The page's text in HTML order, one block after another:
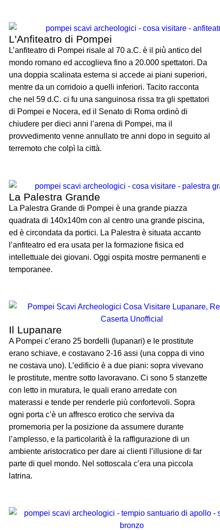
L'Anfiteatro di Pompei
L’anfiteatro di Pompei risale al 70 a.C. è il più̀ antico del
mondo romano ed accoglieva fino a 20.000 spettatori. Da
una doppia scalinata esterna si accede ai piani superiori,
mentre da un corridoio a quelli inferiori. Tacito racconta
che nel 59 d.C. ci fu una sanguinosa rissa tra gli spettatori
di Pompei e Nocera, ed il Senato di Roma ordinò di
chiudere per dieci anni l’arena di Pompei, ma il
provvedimento venne annullato tre anni dopo in seguito al
terremoto che colpì la città.
La Palestra Grande
La Palestra Grande di Pompei è una grande piazza
quadrata di 140x140m con al centro una grande piscina,
ed è circondata da portici. La Palestra è situata accanto
l’anfiteatro ed era usata per la formazione fisica ed
intellettuale dei giovani. Oggi ospita mostre permanenti e
temporanee.
Il Lupanare
A Pompei c’erano 25 bordelli (lupanari) e le prostitute
erano schiave, e costavano 2-16 assi (una coppa di vino
ne costava uno). L’edificio è a due piani: sopra vivevano
le prostitute, mentre sotto lavoravano. Ci sono 5 stanzette
con letto in muratura, le quali erano arredate con
materassi e tende per renderle più confortevoli. Sopra
ogni porta c’è un affresco erotico che serviva da
promemoria per la posizione da assumere durante
l’amplesso, e la particolarità è la raffigurazione di un
ambiente aristocratico per dare ai clienti l’illusione di far
parte di quel mondo. Nel sottoscala c’era una piccola
latrina.